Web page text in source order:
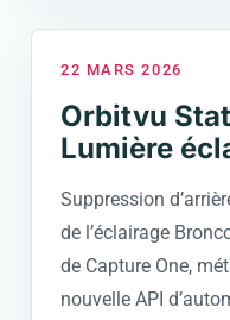
22 MARS 2026
Orbitvu
Lumière
Suppression
de l’éclairage
de Capture One,
nouvelle API